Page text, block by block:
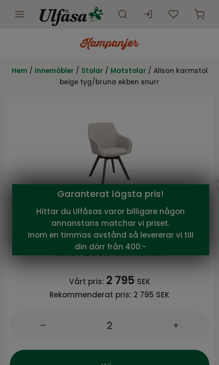
Innemöbler
Kampanjer
Hem / Innemöbler / Stolar / Matstolar / Alison karmstol
beige tyg/bruna ekben snurr
Alison karmstol beige tyg/bruna
ekben snurr
Serie ALISON från Rowico
Vårt pris: 2 795 SEK
Rekommenderat pris: 2 795 SEK
Garanterat lägsta pris!
Hittar du Ulfåsas varor billigare någon
annanstans matchar vi priset.
Inom en timmas avstånd så levererar vi till
din dörr från 400:-